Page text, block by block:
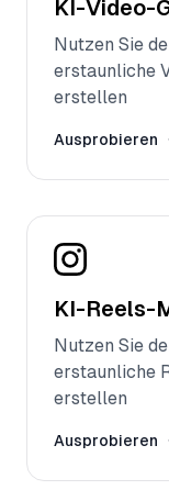
KI-Video-
Nutzen Sie
erstaunliche
erstellen
Ausprobieren
KI-Reels-
Nutzen Sie
erstaunliche
erstellen
Ausprobieren